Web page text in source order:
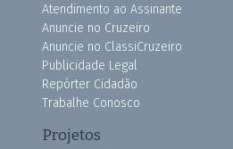
Atendimento ao Assinante
Anuncie no Cruzeiro
Anuncie no ClassiCruzeiro
Publicidade Legal
Repórter Cidadão
Trabalhe Conosco
Projetos